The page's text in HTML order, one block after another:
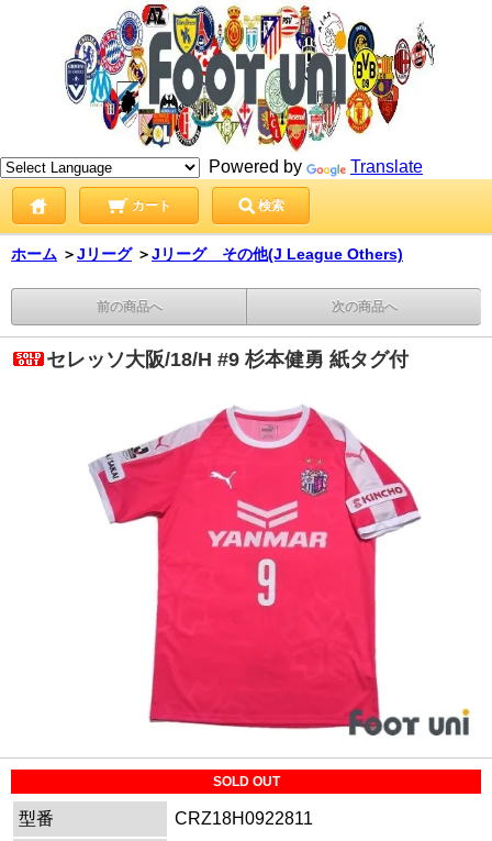
Powered by Translate
カート 検索
ホーム ＞Jリーグ ＞Jリーグ その他(J League Others)
前の商品へ 次の商品へ
セレッソ大阪/18/H #9 杉本健勇 紙タグ付
SOLD OUT
型番
CRZ18H0922811